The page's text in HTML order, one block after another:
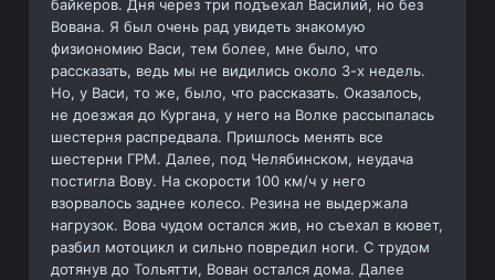
байкеров. Дня через три подъехал Василий, но без
Вована. Я был очень рад увидеть знакомую
физиономию Васи, тем более, мне было, что
рассказать, ведь мы не видились около 3-х недель.
Но, у Васи, то же, было, что рассказать. Оказалось,
не доезжая до Кургана, у него на Волке рассыпалась
шестерня распредвала. Пришлось менять все
шестерни ГРМ. Далее, под Челябинском, неудача
постигла Вову. На скорости 100 км/ч у него
взорвалось заднее колесо. Резина не выдержала
нагрузок. Вова чудом остался жив, но съехал в кювет,
разбил мотоцикл и сильно повредил ноги. С трудом
дотянув до Тольятти, Вован остался дома. Далее